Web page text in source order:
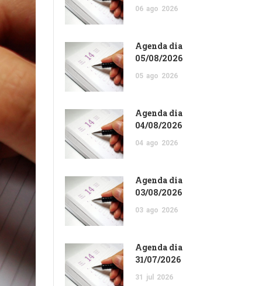
06 ago 2026
Agenda dia
05/08/2026
05 ago 2026
Agenda dia
04/08/2026
04 ago 2026
Agenda dia
03/08/2026
03 ago 2026
Agenda dia
31/07/2026
31 jul 2026